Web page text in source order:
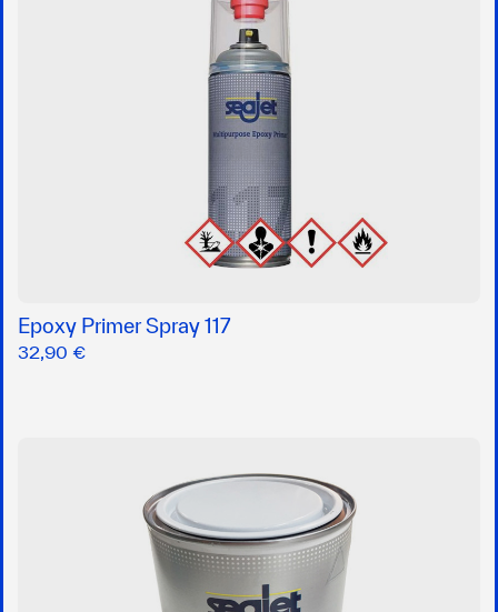
Epoxy Primer Spray 117
32,90 €